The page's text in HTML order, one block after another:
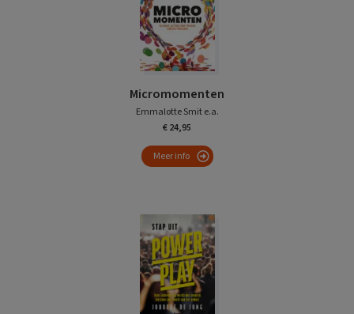
Micromomenten
Emmalotte Smit e.a.
€ 24,95
Meer info